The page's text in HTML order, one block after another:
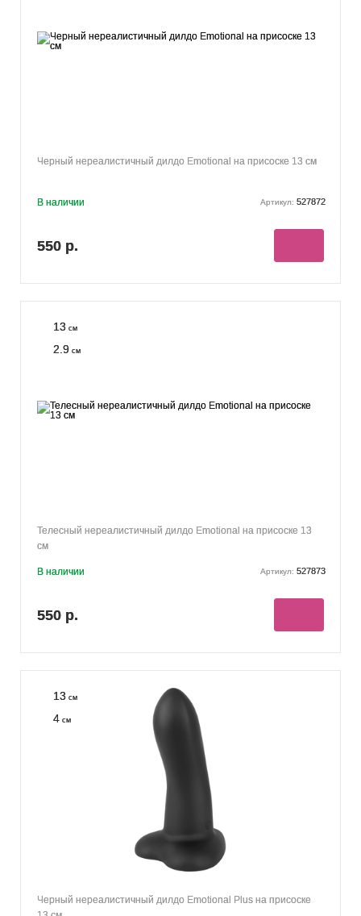
Черный нереалистичный дилдо Emotional на присоске 13 см
В наличии Артикул: 527872
550 р.
13 см
2.9 см
Телесный нереалистичный дилдо Emotional на присоске 13
см
В наличии Артикул: 527873
550 р.
13 см
4 см
Черный нереалистичный дилдо Emotional Plus на присоске